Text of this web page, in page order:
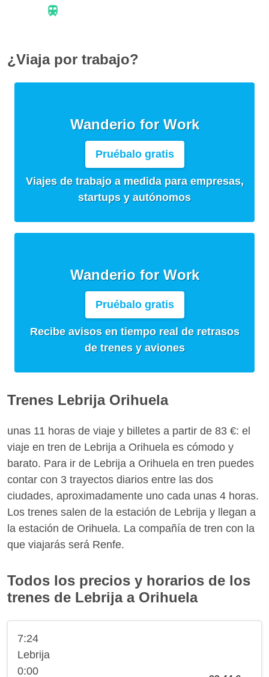
¿Viaja por trabajo?
Wanderio for Work
Pruébalo gratis
Viajes de trabajo a medida para empresas,
startups y autónomos
Wanderio for Work
Pruébalo gratis
Recibe avisos en tiempo real de retrasos
de trenes y aviones
Trenes Lebrija Orihuela
unas 11 horas de viaje y billetes a partir de 83 €: el
viaje en tren de Lebrija a Orihuela es cómodo y
barato. Para ir de Lebrija a Orihuela en tren puedes
contar con 3 trayectos diarios entre las dos
ciudades, aproximadamente uno cada unas 4 horas.
Los trenes salen de la estación de Lebrija y llegan a
la estación de Orihuela. La compañía de tren con la
que viajarás será Renfe.
Todos los precios y horarios de los
trenes de Lebrija a Orihuela
7:24
Lebrija
0:00